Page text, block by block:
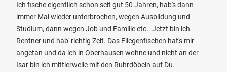
Ich fische eigentlich schon seit gut 50 Jahren, hab's dann
immer Mal wieder unterbrochen, wegen Ausbildung und
Studium, dann wegen Job und Familie etc.. Jetzt bin ich
Rentner und hab' richtig Zeit. Das Fliegenfischen hat's mir
angetan und da ich in Oberhausen wohne und nicht an der
Isar bin ich mittlerweile mit den Ruhrdöbeln auf Du.